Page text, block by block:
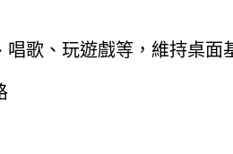
歌、玩遊戲等，維持桌面